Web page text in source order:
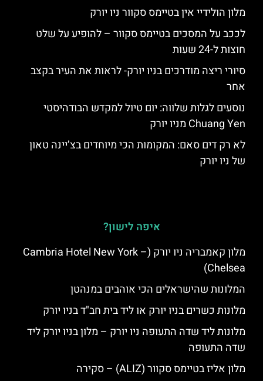
מלון הולידיי אין בטיימס סקוור ניו יורק
לככב על המסכים בטיימס סקוור – להופיע על שלט
חוצות ל-24 שעות
סיורי ריצה מודרכים בניו יורק- לראות את העיר בקצב
אחר
נוסעים לגלות שלווה: יום טיול למקדש הבודהיסטי
Chuang Yen מניו יורק
לא רק דים סאם: המקומות הכי מיוחדים בצ’יינה טאון
של ניו יורק
איפה לישון?
מלון קאמבריה ניו יורק (Cambria Hotel New York –
Chelsea)
המלונות שהישראלים הכי אוהבים במנהטן
מלונות כשרים בניו יורק או ליד בית חב"ד בניו יורק
מלונות ליד שדה התעופה ניו יורק – מלון בניו יורק ליד
שדה התעופה
מלון אליז בטיימס סקוור (ALIZ) – סקירה